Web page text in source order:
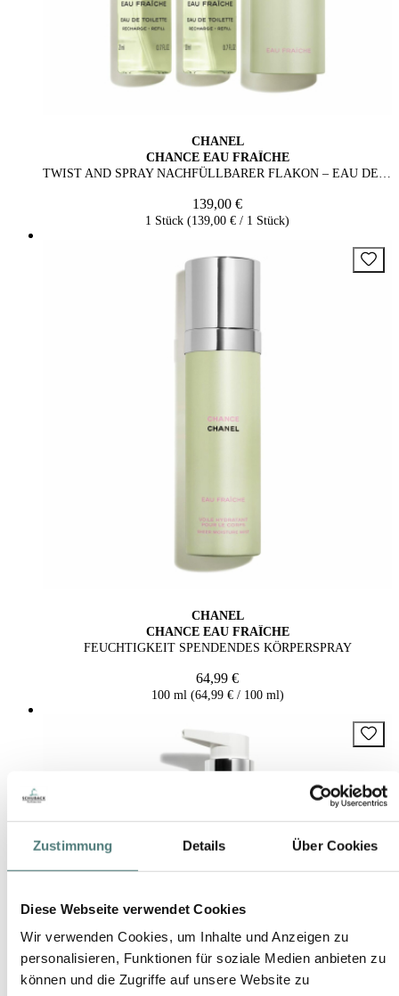
Zustimmung Details Über Cookies
Diese Webseite verwendet Cookies
Wir verwenden Cookies, um Inhalte und Anzeigen zu
personalisieren, Funktionen für soziale Medien anbieten zu
können und die Zugriffe auf unsere Website zu
CHANEL
CHANCE EAU FRAÎCHE
139,00 €
1 Stück (139,00 € / 1 Stück)
CHANEL
CHANCE EAU FRAÎCHE
FEUCHTIGKEIT SPENDENDES KÖRPERSPRAY
64,99 €
100 ml (64,99 € / 100 ml)